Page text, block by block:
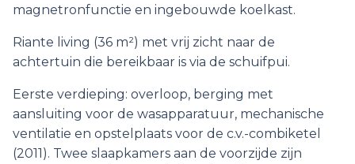
magnetronfunctie en ingebouwde koelkast.
Riante living (36 m²) met vrij zicht naar de
achtertuin die bereikbaar is via de schuifpui.
Eerste verdieping: overloop, berging met
aansluiting voor de wasapparatuur, mechanische
ventilatie en opstelplaats voor de c.v.-combiketel
(2011). Twee slaapkamers aan de voorzijde zijn